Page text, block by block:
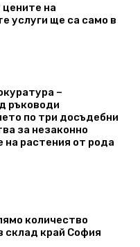
цените на
услуги ще са само в
–
ръководи
по три досъдебни
за незаконно
на растения от рода
количество
склад край София